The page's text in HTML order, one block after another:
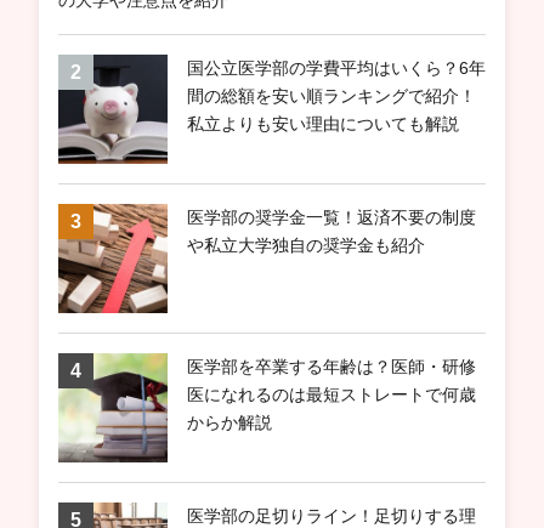
国公立医学部の学費平均はいくら？6年
間の総額を安い順ランキングで紹介！
私立よりも安い理由についても解説
医学部の奨学金一覧！返済不要の制度
や私立大学独自の奨学金も紹介
医学部を卒業する年齢は？医師・研修
医になれるのは最短ストレートで何歳
からか解説
医学部の足切りライン！足切りする理